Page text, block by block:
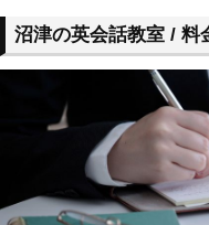
沼津の英会話教室 / 料